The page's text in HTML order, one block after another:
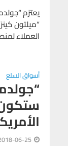
يعتزم
“ميلتون
العملاء
أسواق السلع
ستكون
06-25